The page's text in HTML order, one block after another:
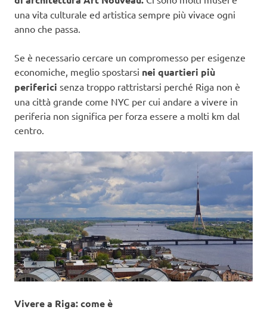
una vita culturale ed artistica sempre più vivace ogni
anno che passa.
Se è necessario cercare un compromesso per esigenze
economiche, meglio spostarsi nei quartieri più
periferici senza troppo rattristarsi perché Riga non è
una città grande come NYC per cui andare a vivere in
periferia non significa per forza essere a molti km dal
centro.
Vivere a Riga: come è